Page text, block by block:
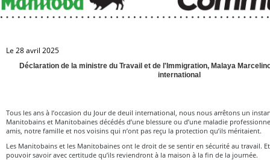
Le 28 avril 2025
Déclaration de la ministre du Travail et de l'Immigration, Malaya
international
Tous les ans à l’occasion du Jour de deuil international, nous nous arrêtons un
Manitobains et Manitobaines décédés d’une blessure ou d’une maladie
amis, notre famille et nos voisins qui n’ont pas reçu la protection qu’ils méritaient.
Les Manitobains et les Manitobaines ont le droit de se sentir en sécurité au travail.
pouvoir savoir avec certitude qu’ils reviendront à la maison à la fin de la journée.